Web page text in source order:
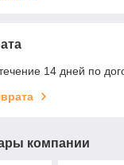
14 дней по
компании